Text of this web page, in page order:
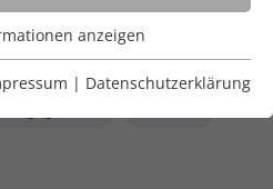
ermöglichen es uns zu
anzeigen
| Datenschutzerklärung